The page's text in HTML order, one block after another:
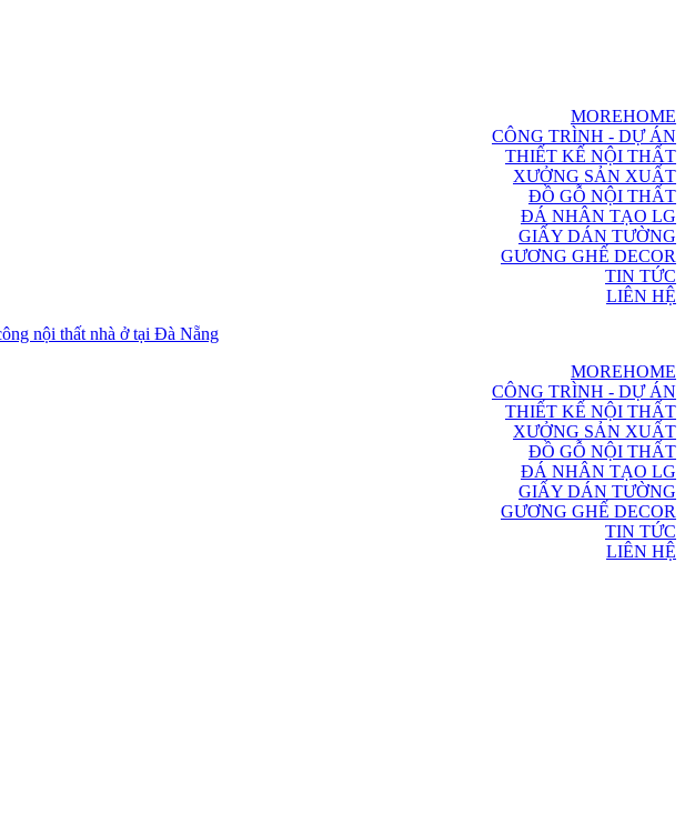
MOREHOME
CÔNG TRÌNH - DỰ ÁN
THIẾT KẾ NỘI THẤT
XƯỞNG SẢN XUẤT
ĐỒ GỖ NỘI THẤT
ĐÁ NHÂN TẠO LG
GIẤY DÁN TƯỜNG
GƯƠNG GHẾ DECOR
TIN TỨC
LIÊN HỆ
MOREHOME
CÔNG TRÌNH - DỰ ÁN
THIẾT KẾ NỘI THẤT
XƯỞNG SẢN XUẤT
ĐỒ GỖ NỘI THẤT
ĐÁ NHÂN TẠO LG
GIẤY DÁN TƯỜNG
GƯƠNG GHẾ DECOR
TIN TỨC
LIÊN HỆ